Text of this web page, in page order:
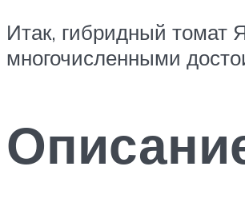
Итак, гибридный томат
многочисленными